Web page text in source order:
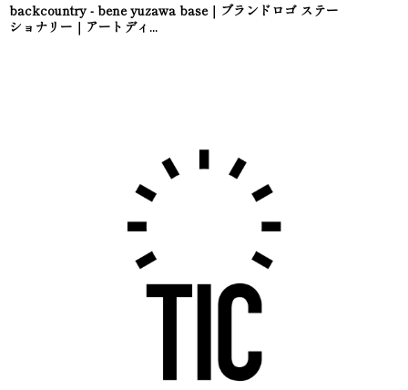
backcountry - bene yuzawa base｜ブランドロゴ ステー
ショナリー｜アートディ...